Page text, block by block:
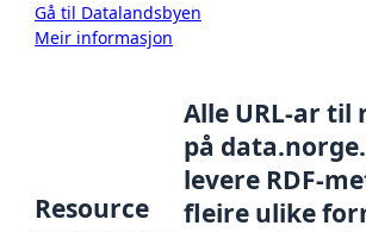
Gå til Datalandsbyen
Meir informasjon
Resource
Alle URL-ar til
på
levere RDF-
fleire ulike